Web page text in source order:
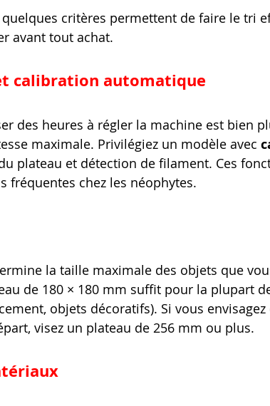
critères permettent de faire le tri
avant tout achat.
calibration automatique
des heures à régler la machine est bien
maximale. Privilégiez un modèle avec
plateau et détection de filament. Ces
fréquentes chez les néophytes.
la taille maximale des objets que
de 180 × 180 mm suffit pour la plupart
objets décoratifs). Si vous envisagez
visez un plateau de 256 mm ou plus.